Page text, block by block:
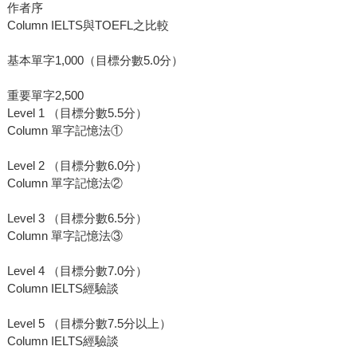
作者序
Column IELTS與TOEFL之比較
基本單字1,000（目標分數5.0分）
重要單字2,500
Level 1 （目標分數5.5分）
Column 單字記憶法①
Level 2 （目標分數6.0分）
Column 單字記憶法②
Level 3 （目標分數6.5分）
Column 單字記憶法③
Level 4 （目標分數7.0分）
Column IELTS經驗談
Level 5 （目標分數7.5分以上）
Column IELTS經驗談